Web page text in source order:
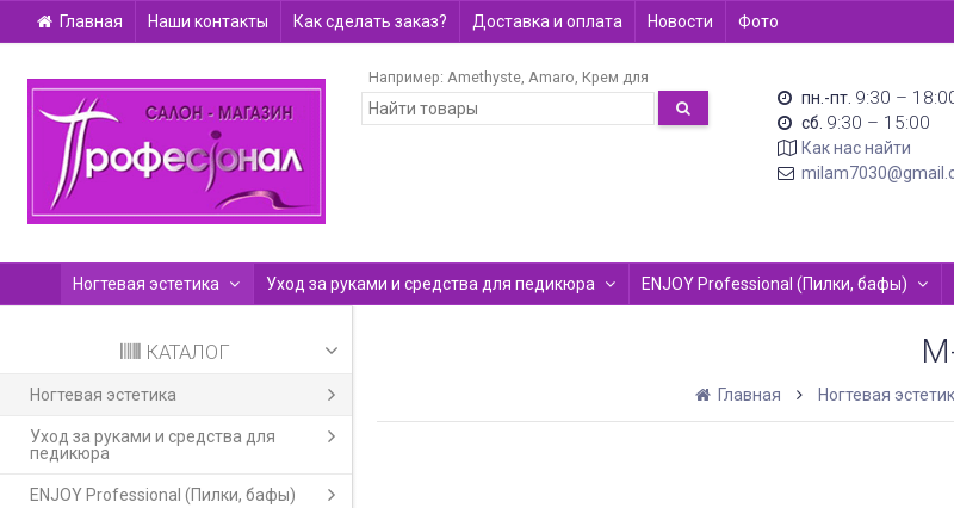
Главная Наши контакты Как сделать заказ? Доставка и оплата Новости Фото
Например: Amethyste Amaro Крем для
пн.-пт. 9:30 –
сб. 9:30 – 15:00
Как нас найти
Ногтевая эстетика Уход за руками и средства для педикюра ENJOY Professional (Пилки, бафы)
КАТАЛОГ
Ногтевая эстетика
Уход за руками и средства для
педикюра
ENJOY Professional (Пилки, бафы)
Главная Ногтевая